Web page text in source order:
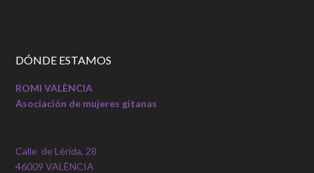
DÓNDE ESTAMOS
ROMI VALÈNCIA
Asociación de mujeres gitanas
Calle de Lérida, 28
46009 VALÈNCIA